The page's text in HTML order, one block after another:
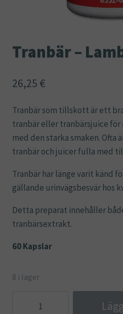
Tranbär –
26,25 €
Tranbär som tillskott är ett
tranbär eller tranbärsjuice för
med den starka smaken. Ofta
tranbär och juicer fulla med
Tranbär har länge varit känd
gällande urinvägsbesvär hos
Detta preparat innehåller
tranbärsextrakt.
60 Kapslar
8 i lager